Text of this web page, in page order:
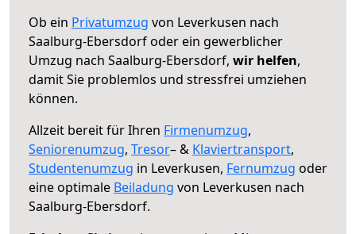
Ob ein Privatumzug von Leverkusen nach
Saalburg-Ebersdorf oder ein gewerblicher
Umzug nach Saalburg-Ebersdorf, wir helfen,
damit Sie problemlos und stressfrei umziehen
können.
Allzeit bereit für Ihren Firmenumzug,
Seniorenumzug, Tresor– & Klaviertransport,
Studentenumzug in Leverkusen, Fernumzug oder
eine optimale Beiladung von Leverkusen nach
Saalburg-Ebersdorf.